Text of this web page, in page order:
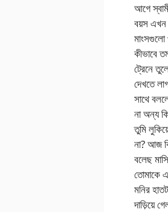
আগে
বয়স এখন
মাংসগুলো
কীভাবে
ট্রেনে
দেখতে
সাথে
না অন্য
তুমি
না? আজ
বলেছ
তোমাকে
মনির
দাড়িয়ে